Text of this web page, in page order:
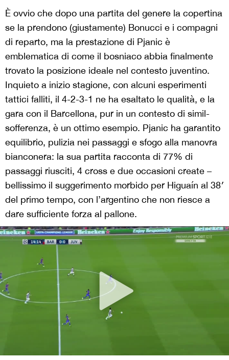
È ovvio che dopo una partita del genere la copertina
se la prendono (giustamente) Bonucci e i compagni
di reparto, ma la prestazione di Pjanic è
emblematica di come il bosniaco abbia finalmente
trovato la posizione ideale nel contesto juventino.
Inquieto a inizio stagione, con alcuni esperimenti
tattici falliti, il 4-2-3-1 ne ha esaltato le qualità, e la
gara con il Barcellona, pur in un contesto di simil-
sofferenza, è un ottimo esempio. Pjanic ha garantito
equilibrio, pulizia nei passaggi e sfogo alla manovra
bianconera: la sua partita racconta di 77% di
passaggi riusciti, 4 cross e due occasioni create –
bellissimo il suggerimento morbido per Higuaín al 38′
del primo tempo, con l’argentino che non riesce a
dare sufficiente forza al pallone.